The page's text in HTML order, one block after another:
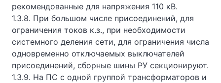
рекомендованные для напряжения 110 кВ.
1.3.8. При большом числе присоединений, для
ограничения токов к.з., при необходимости
системного деления сети, для ограничения числа
одновременно отключаемых выключателей
присоединений, сборные шины РУ секционируют.
1.3.9. На ПС с одной группой трансформаторов и